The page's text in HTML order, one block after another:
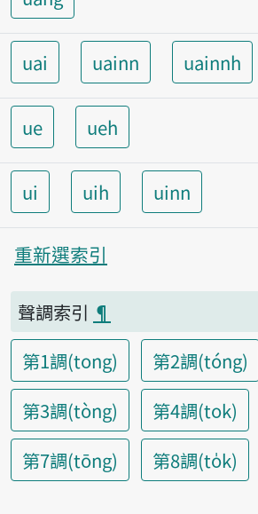
uai uainn uainnh
ue ueh
ui uih uinn
重新選索引
聲調索引 ¶
第1調(tong)
第2調(tóng)
第3調(tòng)
第4調(tok)
第7調(tōng)
第8調(to̍k)